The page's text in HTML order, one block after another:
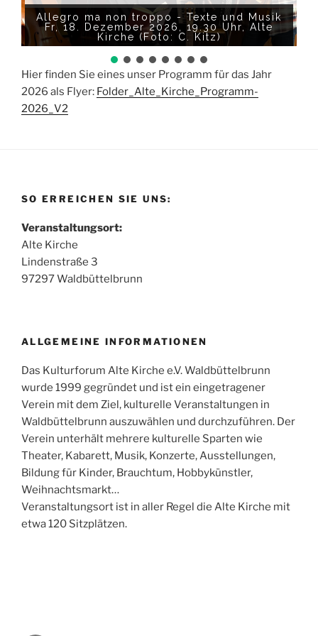
Allegro ma non troppo - Texte und Musik
Fr, 18. Dezember 2026, 19.30 Uhr, Alte
Kirche (Foto: C. Kitz)
Hier finden Sie eines unser Programm für das Jahr
2026 als Flyer: Folder_Alte_Kirche_Programm-
2026_V2
SO ERREICHEN SIE UNS:
Veranstaltungsort:
Alte Kirche
Lindenstraße 3
97297 Waldbüttelbrunn
ALLGEMEINE INFORMATIONEN
Das Kulturforum Alte Kirche e.V. Waldbüttelbrunn
wurde 1999 gegründet und ist ein eingetragener
Verein mit dem Ziel, kulturelle Veranstaltungen in
Waldbüttelbrunn auszuwählen und durchzuführen. Der
Verein unterhält mehrere kulturelle Sparten wie
Theater, Kabarett, Musik, Konzerte, Ausstellungen,
Bildung für Kinder, Brauchtum, Hobbykünstler,
Weihnachtsmarkt…
Veranstaltungsort ist in aller Regel die Alte Kirche mit
etwa 120 Sitzplätzen.